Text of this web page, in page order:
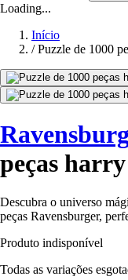
Loading...
Início
/ Puzzle de 1000
peças
Descubra o universo
peças Ravensburger,
Produto indisponível
Todas as variações